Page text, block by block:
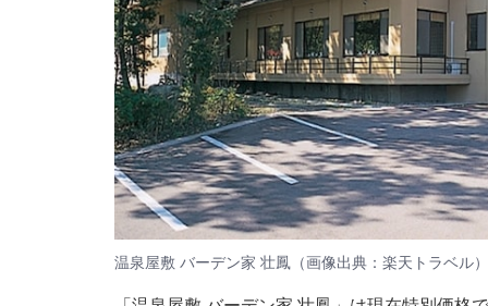
温泉屋敷 バーデン家 壮鳳（画像出典：楽天トラベル）